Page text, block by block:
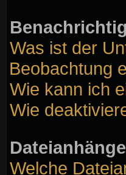
Was ist der
Beobachtung
Wie kann ich
Wie
Dateianhänge
Welche